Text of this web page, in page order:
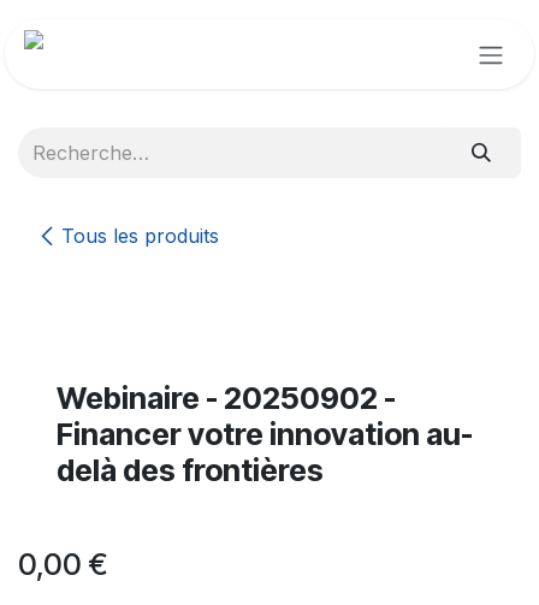
Tous les produits
Webinaire - 20250902 -
Financer votre innovation au-
delà des frontières
0,00 €